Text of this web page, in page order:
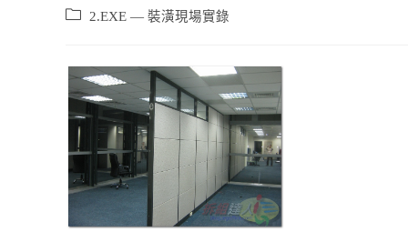
2.EXE — 裝潢現場實錄